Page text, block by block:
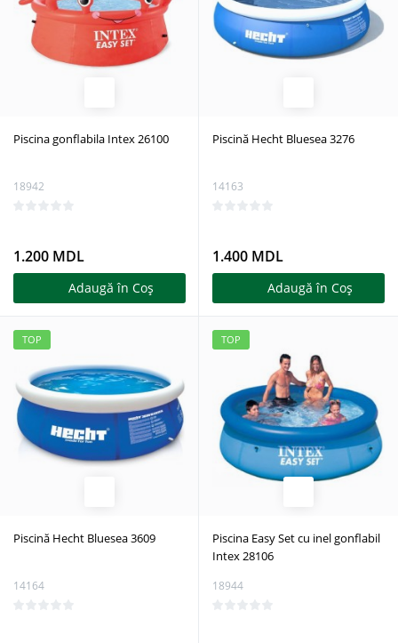
Piscina gonflabila Intex 26100
18942
1.200 MDL
Adaugă în Coş
Piscină Hecht Bluesea 3276
14163
1.400 MDL
Adaugă în Coş
TOP
Piscină Hecht Bluesea 3609
14164
TOP
Piscina Easy Set cu inel gonflabil
Intex 28106
18944